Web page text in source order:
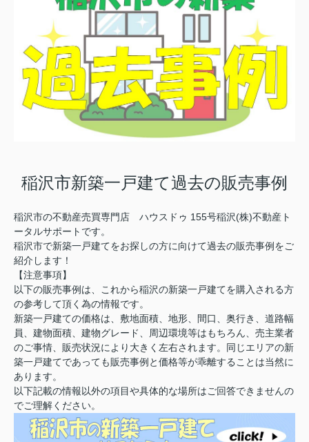
稲沢市新築一戸建て過去の販売事例
稲沢市の不動産売買専門店 ハウスドゥ 155号稲沢(株)不動産ト
ータルサポートです。
稲沢市で新築一戸建てをお探しの方に向けて過去の販売事例をご
紹介します！
【注意事項】
以下の販売事例は、これから稲沢の新築一戸建てを購入される方
の参考して頂く為の情報です。
新築一戸建ての価格は、敷地面積、地形、間口、奥行き、道路幅
員、建物面積、建物グレード、周辺環境等はもちろん、売主業者
のご事情、販売状況により大きく左右されます。同じエリアの新
築一戸建てであっても販売事例と価格等が乖離することは当然に
あります。
以下記載の情報以外の項目や具体的な場所はご回答できませんの
でご理解ください。